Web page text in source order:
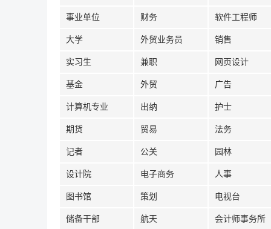
事业单位 财务 软件工程师
大学 外贸业务员 销售
实习生 兼职 网页设计
基金 外贸 广告
计算机专业 出纳 护士
期货 贸易 法务
记者 公关 园林
设计院 电子商务 人事
图书馆 策划 电视台
储备干部 航天 会计师事务所